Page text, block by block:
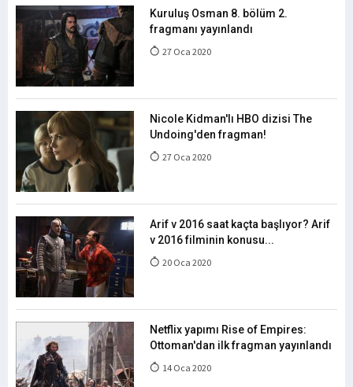
Kuruluş Osman 8. bölüm 2.
fragmanı yayınlandı
27 Oca 2020
Nicole Kidman'lı HBO dizisi The
Undoing'den fragman!
27 Oca 2020
Arif v 2016 saat kaçta başlıyor? Arif
v 2016 filminin konusu...
20 Oca 2020
Netflix yapımı Rise of Empires:
Ottoman'dan ilk fragman yayınlandı
14 Oca 2020